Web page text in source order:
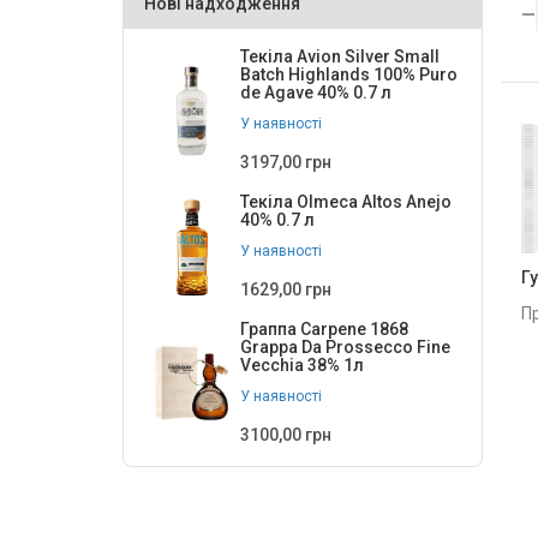
90
Текіла Avion Silver Small
Batch Highlands 100% Puro
de Agave 40% 0.7 л
У наявності
3197,00 грн
Текіла Olmeca Altos Anejo
40% 0.7 л
У наявності
1629,00 грн
Граппа Carpene 1868
Grappa Da Prossecco Fine
Vecchia 38% 1л
У наявності
3100,00 грн